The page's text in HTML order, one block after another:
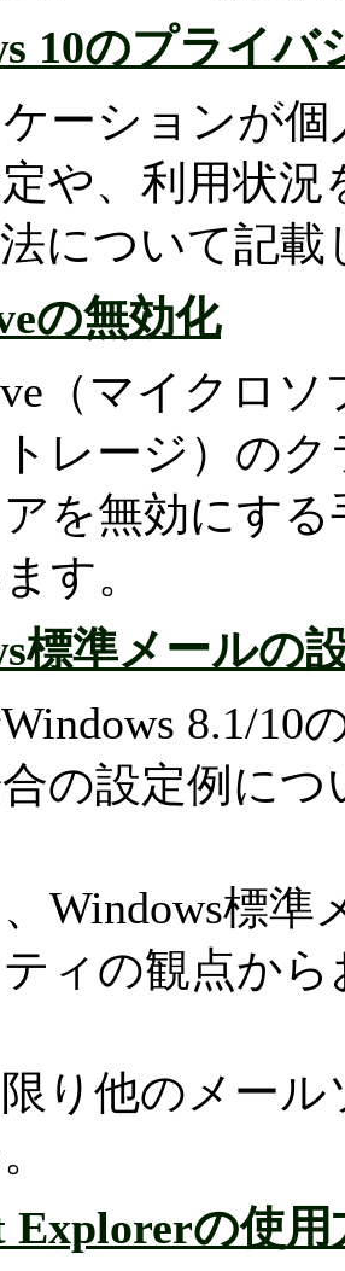
10のプライバ
ーションが
や、利用状況
について記載
の無効化
（マイクロ
トレージ）の
アを無効にす
す。
標準メールの
8.1/10
の設定例に
Windows標準
ィの観点か
り他のメー
Explorerの使用